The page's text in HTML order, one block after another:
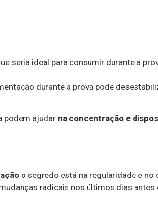
seria ideal para consumir durante a
durante a prova pode
podem ajudar na concentração e
o segredo está na regularidade e
radicais nos últimos dias antes